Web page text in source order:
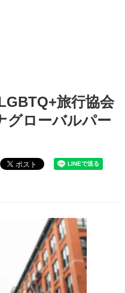
旅行協会
グローバルパー
ポスト